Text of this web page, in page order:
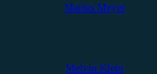
Marius Meyer
Melvin Klein